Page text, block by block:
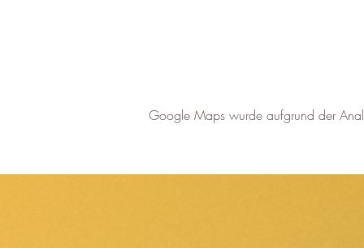
Google Maps wurde aufgrund der